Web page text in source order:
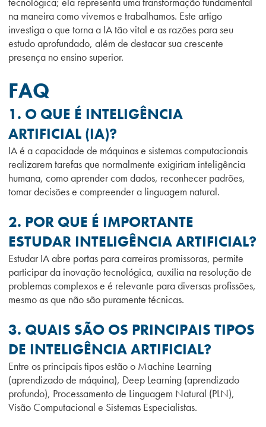
na maneira como vivemos e trabalhamos. Este artigo
investiga o que torna a IA tão vital e as razões para seu
estudo aprofundado, além de destacar sua crescente
presença no ensino superior.
FAQ
1. O QUE É INTELIGÊNCIA
ARTIFICIAL (IA)?
IA é a capacidade de máquinas e sistemas computacionais
realizarem tarefas que normalmente exigiriam inteligência
humana, como aprender com dados, reconhecer padrões,
tomar decisões e compreender a linguagem natural.
2. POR QUE É IMPORTANTE
ESTUDAR INTELIGÊNCIA ARTIFICIAL?
Estudar IA abre portas para carreiras promissoras, permite
participar da inovação tecnológica, auxilia na resolução de
problemas complexos e é relevante para diversas profissões,
mesmo as que não são puramente técnicas.
3. QUAIS SÃO OS PRINCIPAIS TIPOS
DE INTELIGÊNCIA ARTIFICIAL?
Entre os principais tipos estão o Machine Learning
(aprendizado de máquina), Deep Learning (aprendizado
profundo), Processamento de Linguagem Natural (PLN),
Visão Computacional e Sistemas Especialistas.